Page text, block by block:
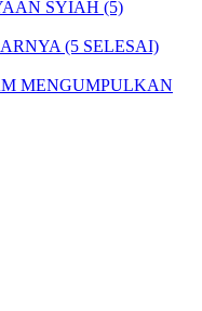
SYIAH (5)
(5 SELESAI)
MENGUMPULKAN